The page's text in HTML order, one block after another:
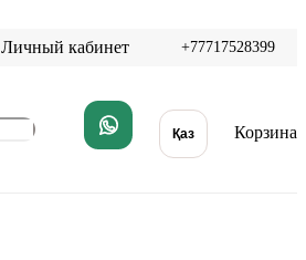
Личный кабинет +77717528399
Қаз Корзина